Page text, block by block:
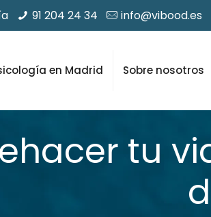
91 204 24 34 info@vibood.es
en Madrid Sobre nosotros
tu